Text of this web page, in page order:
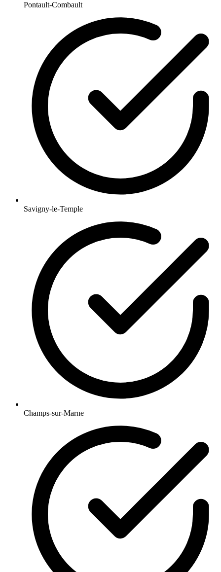
Pontault-Combault
Savigny-le-Temple
Champs-sur-Marne